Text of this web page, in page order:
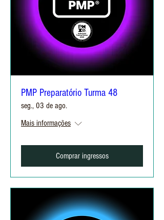
PMP Preparatório Turma 48
seg., 03 de ago.
Mais informações
Comprar ingressos